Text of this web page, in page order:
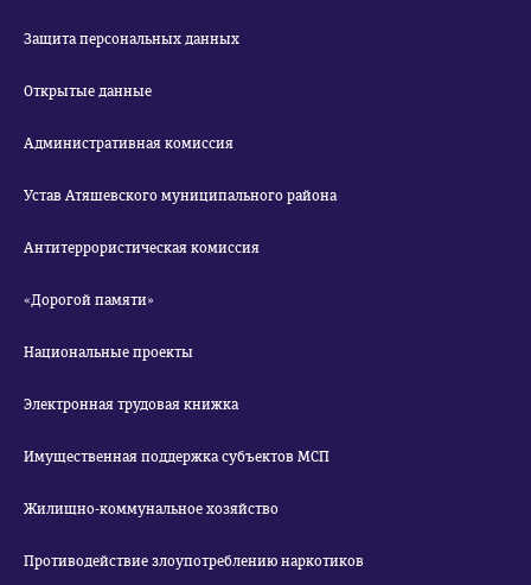
Защита персональных данных
Открытые данные
Административная комиссия
Устав Атяшевского муниципального района
Антитеррористическая комиссия
«Дорогой памяти»
Национальные проекты
Электронная трудовая книжка
Имущественная поддержка субъектов МСП
Жилищно-коммунальное хозяйство
Противодействие злоупотреблению наркотиков